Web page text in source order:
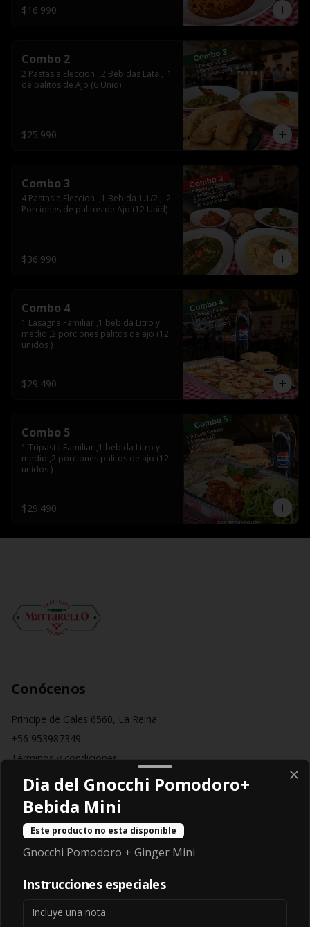
$16.990
Combo 2
2 Pastas a Eleccion  ,2 Bebidas Lata ,  1
de palitos de Ajo (6 Unid)
$25.990
Combo 3
4 Pastas a Eleccion  ,1 Bebida 1.1/2 ,  2
Porciones de palitos de Ajo (12 Unid)
$36.990
Combo 4
1 Lasagna Familiar ,1 bebida Litro y
medio ,2 porciones palitos de ajo (12
unidos )
$29.490
Combo 5
1 Tripasta Familiar ,1 bebida Litro y
medio ,2 porciones palitos de ajo (12
unidos )
$29.490
Conócenos
Principe de Gales 6560, La Reina.
+56 953987349
Términos y condiciones
Política de privacidad
Redes sociales
Instagram
Facebook
Mi cuenta
Dia del Gnocchi Pomodoro+
Bebida Mini
Este producto no esta disponible
Gnocchi Pomodoro + Ginger Mini
Instrucciones especiales